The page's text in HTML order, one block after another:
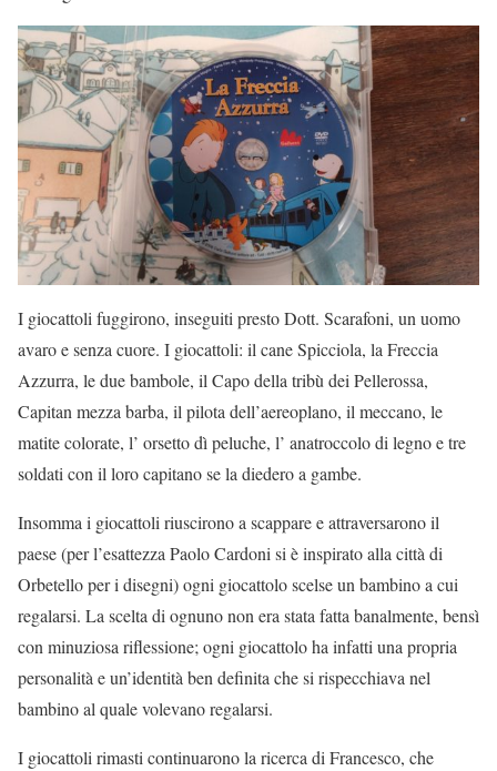
I giocattoli fuggirono, inseguiti presto Dott. Scarafoni, un uomo
avaro e senza cuore. I giocattoli: il cane Spicciola, la Freccia
Azzurra, le due bambole, il Capo della tribù dei Pellerossa,
Capitan mezza barba, il pilota dell’aereoplano, il meccano, le
matite colorate, l’ orsetto dì peluche, l’ anatroccolo di legno e tre
soldati con il loro capitano se la diedero a gambe.
Insomma i giocattoli riuscirono a scappare e attraversarono il
paese (per l’esattezza Paolo Cardoni si è inspirato alla città di
Orbetello per i disegni) ogni giocattolo scelse un bambino a cui
regalarsi. La scelta di ognuno non era stata fatta banalmente, bensì
con minuziosa riflessione; ogni giocattolo ha infatti una propria
personalità e un’identità ben definita che si rispecchiava nel
bambino al quale volevano regalarsi.
I giocattoli rimasti continuarono la ricerca di Francesco, che